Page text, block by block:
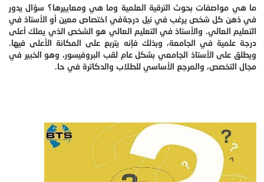
ما هي مواصفات بحوث الترقية العلمية وما هي ومعاييرها؟ سؤال يدور
في ذهن كل شخص يرغب في نيل درجةفي اختصاص معين أو الأستاذ في
التعليم العالي. والأستاذ في التعليم العالي هو الشخص الذي يملك أعلى
درجة علمية في الجامعة، وبذلك فإنه يتربع على المكانة الأعلى فيها.
ويطلق على الأستاذ الجامعي بشكل عام لقب البروفيسور، وهو الخبير في
مجال التخصص، والمرجع الأساسي للطلاب والدكاترة في حا.